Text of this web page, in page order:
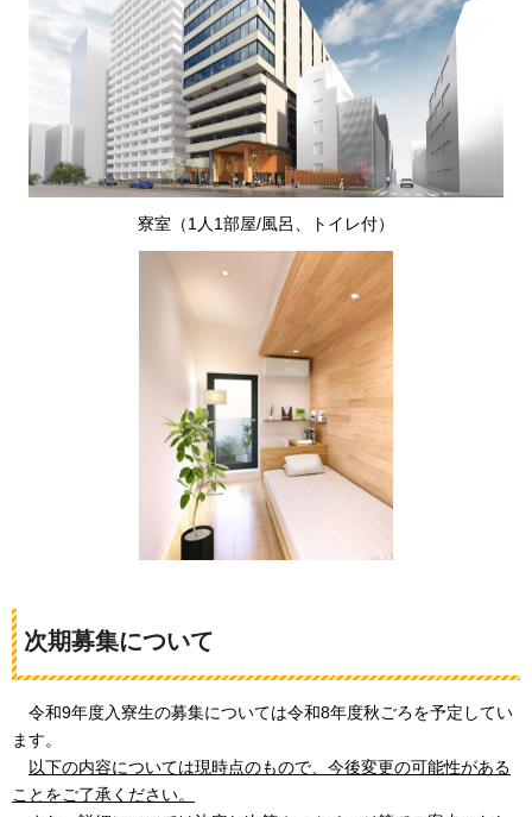
寮室（1人1部屋/風呂、トイレ付）
次期募集について
令和9年度入寮生の募集については令和8年度秋ごろを予定してい
ます。
以下の内容については現時点のもので、今後変更の可能性がある
ことをご了承ください。